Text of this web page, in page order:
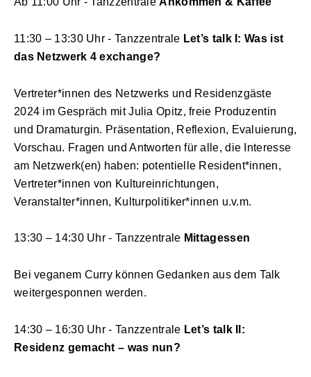
11:30 – 13:30 Uhr - Tanzzentrale Let’s talk I: Was ist
das Netzwerk 4 exchange?
Vertreter*innen des Netzwerks und Residenzgäste
2024 im Gespräch mit Julia Opitz, freie Produzentin
und Dramaturgin. Präsentation, Reflexion, Evaluierung,
Vorschau. Fragen und Antworten für alle, die Interesse
am Netzwerk(en) haben: potentielle Resident*innen,
Vertreter*innen von Kultureinrichtungen,
Veranstalter*innen, Kulturpolitiker*innen u.v.m.
13:30 – 14:30 Uhr - Tanzzentrale Mittagessen
Bei veganem Curry können Gedanken aus dem Talk
weitergesponnen werden.
14:30 – 16:30 Uhr - Tanzzentrale Let’s talk II:
Residenz gemacht – was nun?